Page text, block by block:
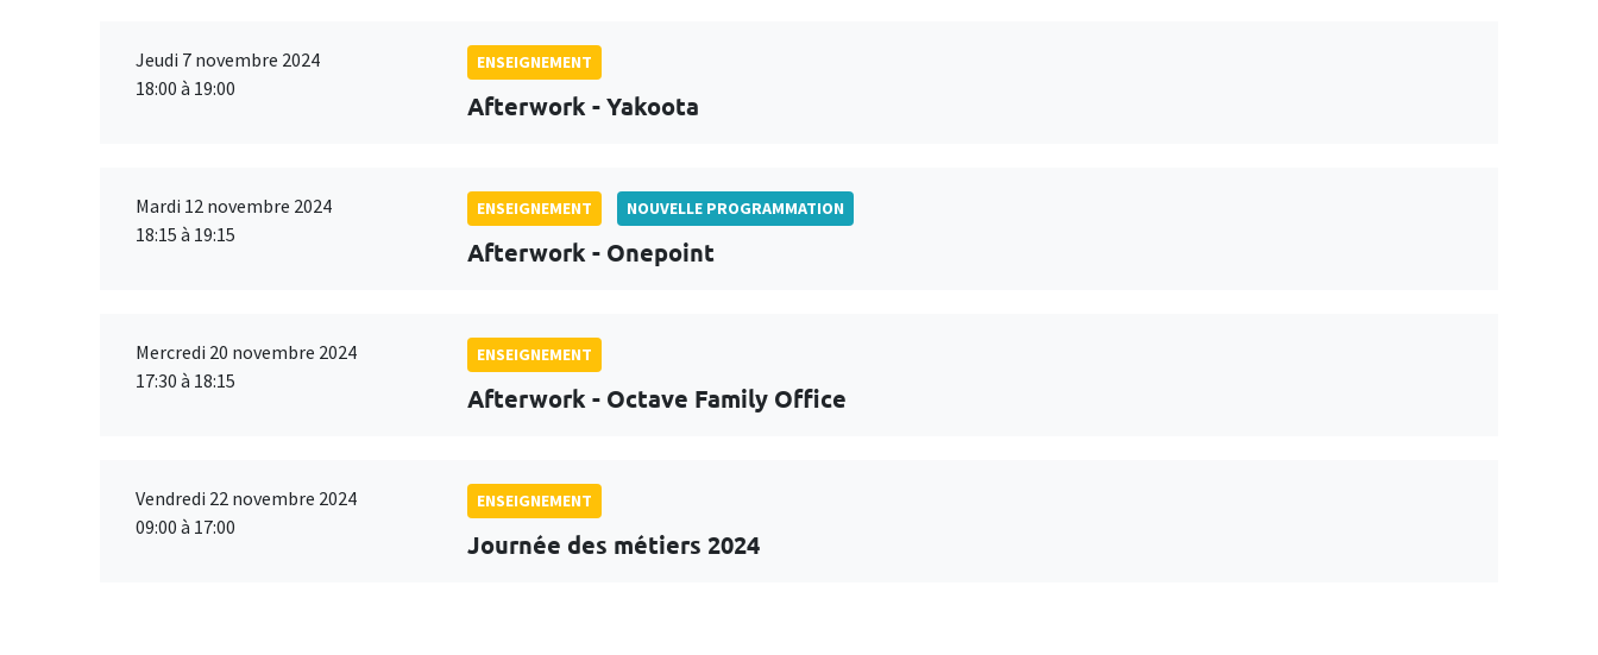
Jeudi 7 novembre 2024
18:00 à 19:00
ENSEIGNEMENT
Afterwork - Yakoota
Mardi 12 novembre 2024
18:15 à 19:15
ENSEIGNEMENT NOUVELLE PROGRAMMATION
Afterwork - Onepoint
Mercredi 20 novembre 2024
17:30 à 18:15
ENSEIGNEMENT
Afterwork - Octave Family Office
Vendredi 22 novembre 2024
09:00 à 17:00
ENSEIGNEMENT
Journée des métiers 2024